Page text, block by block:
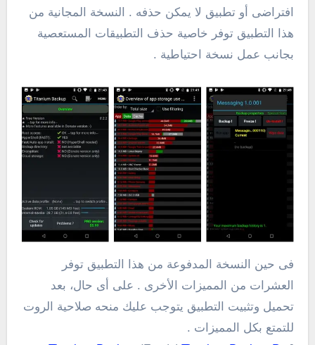
افتراضى أو تطبيق لا يمكن حذفه . النسخة المجانية من
هذا التطبيق توفر خاصية حذف التطبيقات المستعصية
بجانب عمل نسخة احتياطية .
فى حين النسخة المدفوعة من هذا التطبيق توفر
العشرات من المميزات الأخرى . على أى حال، بعد
تحميل وتثبيت التطبيق يتوجب عليك منحه صلاحية الروت
للتمتع بكل المميزات .